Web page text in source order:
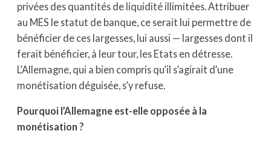
privées des quantités de liquidité illimitées. Attribuer
au MES le statut de banque, ce serait lui permettre de
bénéficier de ces largesses, lui aussi — largesses dont il
ferait bénéficier, à leur tour, les Etats en détresse.
L’Allemagne, qui a bien compris qu’il s’agirait d’une
monétisation déguisée, s’y refuse.
Pourquoi l’Allemagne est-elle opposée à la
monétisation ?